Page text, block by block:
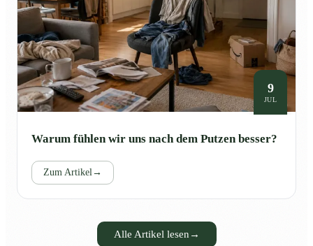
9
JUL
Warum fühlen wir uns nach dem Putzen besser?
Zum Artikel→
Alle Artikel lesen →